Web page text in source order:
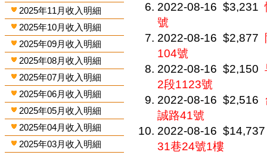
2025年11月收入明細
2025年10月收入明細
2025年09月收入明細
2025年08月收入明細
2025年07月收入明細
2025年06月收入明細
2025年05月收入明細
2025年04月收入明細
2025年03月收入明細
2022-08-16 $3,231
號
2022-08-16 $2,877
104號
2022-08-16 $2,150
2段1123號
2022-08-16 $2,516
誠路41號
2022-08-16 $14,737
31巷24號1樓